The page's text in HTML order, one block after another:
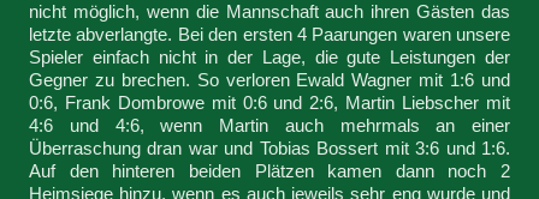
nicht möglich, wenn die Mannschaft auch ihren Gästen das
letzte abverlangte. Bei den ersten 4 Paarungen waren unsere
Spieler einfach nicht in der Lage, die gute Leistungen der
Gegner zu brechen. So verloren Ewald Wagner mit 1:6 und
0:6, Frank Dombrowe mit 0:6 und 2:6, Martin Liebscher mit
4:6 und 4:6, wenn Martin auch mehrmals an einer
Überraschung dran war und Tobias Bossert mit 3:6 und 1:6.
Auf den hinteren beiden Plätzen kamen dann noch 2
Heimsiege hinzu, wenn es auch jeweils sehr eng wurde und